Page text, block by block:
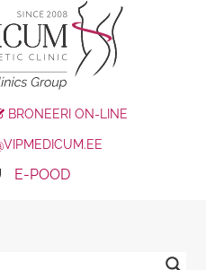
BRONEERI ON-LINE
E-POOD